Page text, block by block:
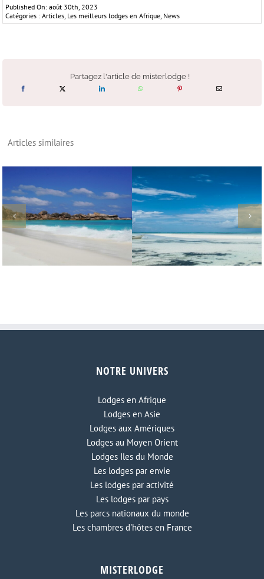
Published On: août 30th, 2023
Catégories :Articles Les meilleurs lodges en Afrique News
Partagez l'article de misterlodge !
Articles similaires
NOTRE UNIVERS
Lodges en Afrique
Lodges en Asie
Lodges aux Amériques
Lodges au Moyen Orient
Lodges Iles du Monde
Les lodges par envie
Les lodges par activité
Les lodges par pays
Les parcs nationaux du monde
Les chambres d'hôtes en France
MISTERLODGE